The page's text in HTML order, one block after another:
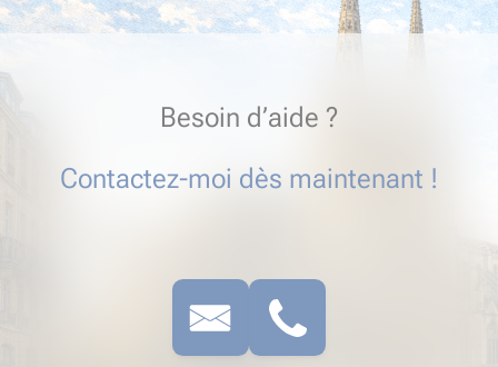
Besoin d’aide ?
Contactez-moi dès maintenant !